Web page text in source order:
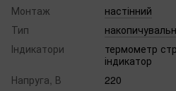
Монтаж
настінний
Тип
Індикатори
термометр
індикатор
Напруга, В
220